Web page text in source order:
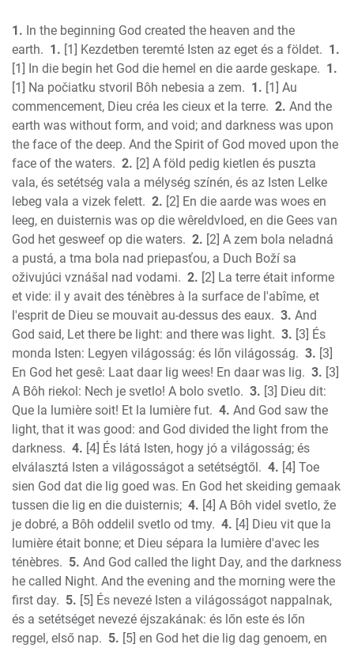
2 Kings
1 Chronicles
2 Chronicles
Ezra
Nehemiah
Esther
Job
Psalms
Proverbs
Ecclesiastes
S of Solomon
Isaiah
Jeremiah
Lamentations
Ezekiel
Daniel
Hosea
Joel
Amos
Obadiah
Jonah
Micah
Nahum
Habakkuk
Zephaniah
Haggai
Zechariah
New Testament
Malachi
1. In the beginning God created the heaven and the
earth. 1. [1] Kezdetben teremté Isten az eget és a földet. 1.
[1] In die begin het God die hemel en die aarde geskape. 1.
[1] Na počiatku stvoril Bôh nebesia a zem. 1. [1] Au
commencement, Dieu créa les cieux et la terre. 2. And the
earth was without form, and void; and darkness was upon
the face of the deep. And the Spirit of God moved upon the
face of the waters. 2. [2] A föld pedig kietlen és puszta
vala, és setétség vala a mélység színén, és az Isten Lelke
lebeg vala a vizek felett. 2. [2] En die aarde was woes en
leeg, en duisternis was op die wêreldvloed, en die Gees van
God het gesweef op die waters. 2. [2] A zem bola neladná
a pustá, a tma bola nad priepasťou, a Duch Boží sa
oživujúci vznášal nad vodami. 2. [2] La terre était informe
et vide: il y avait des ténèbres à la surface de l'abîme, et
l'esprit de Dieu se mouvait au-dessus des eaux. 3. And
God said, Let there be light: and there was light. 3. [3] És
monda Isten: Legyen világosság: és lőn világosság. 3. [3]
En God het gesê: Laat daar lig wees! En daar was lig. 3. [3]
A Bôh riekol: Nech je svetlo! A bolo svetlo. 3. [3] Dieu dit:
Que la lumière soit! Et la lumière fut. 4. And God saw the
light, that it was good: and God divided the light from the
darkness. 4. [4] És látá Isten, hogy jó a világosság; és
elválasztá Isten a világosságot a setétségtől. 4. [4] Toe
sien God dat die lig goed was. En God het skeiding gemaak
tussen die lig en die duisternis; 4. [4] A Bôh videl svetlo, že
je dobré, a Bôh oddelil svetlo od tmy. 4. [4] Dieu vit que la
lumière était bonne; et Dieu sépara la lumière d'avec les
ténèbres. 5. And God called the light Day, and the darkness
he called Night. And the evening and the morning were the
first day. 5. [5] És nevezé Isten a világosságot nappalnak,
és a setétséget nevezé éjszakának: és lőn este és lőn
reggel, első nap. 5. [5] en God het die lig dag genoem, en